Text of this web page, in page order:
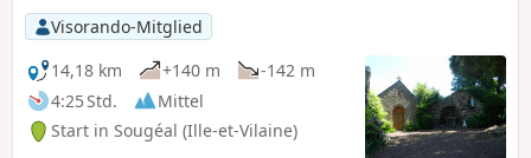
Visorando-Mitglied
14,18 km
+140 m
-142 m
4:25 Std.
Mittel
Start in Sougéal (Ille-et-Vilaine)